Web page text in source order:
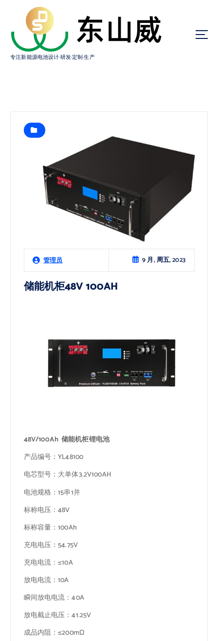
专注新能源电池设计·研发·定制·生产
管理员 9 月, 周五, 2023
储能机柜48V 100AH
48V/100Ah 储能机柜锂电池
产品编号：YL48100
电芯型号：大单体3.2V100AH
电池规格：15串1并
标称电压：48V
标称容量：100Ah
充电电压：54.75V
充电电流：≤10A
放电电流：10A
瞬间放电电流：40A
放电截止电压：41.25V
成品内阻：≤200mΩ